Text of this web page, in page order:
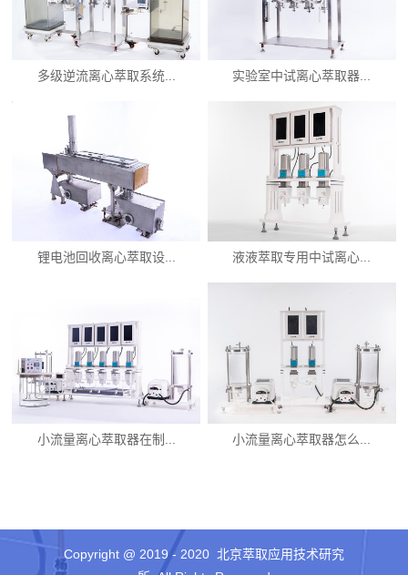
多级逆流离心萃取系统... 实验室中试离心萃取器...
锂电池回收离心萃取设... 液液萃取专用中试离心...
小流量离心萃取器在制... 小流量离心萃取器怎么...
Copyright @ 2019 - 2020 北京萃取应用技术研究